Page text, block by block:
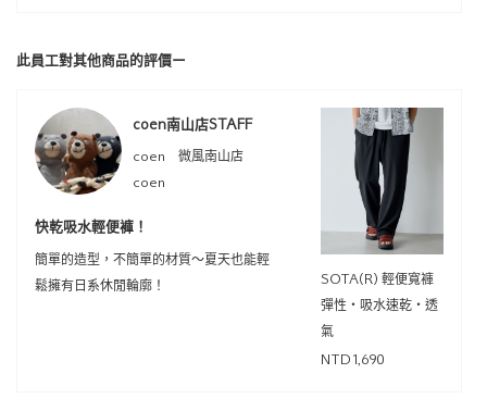
此員工對其他商品的評價ー
coen南山店STAFF
coen 微風南山店
coen
快乾吸水輕便褲！
簡單的造型，不簡單的材質～夏天也能輕
鬆擁有日系休閒輪廓！
SOTA(R) 輕便寬褲
彈性・吸水速乾・透
氣
NTD1,690